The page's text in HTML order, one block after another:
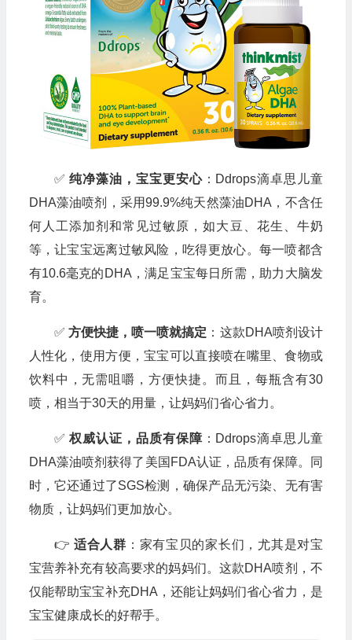
✅纯净藻油，宝宝更安心：Ddrops滴卓思儿童
DHA藻油喷剂，采用99.9%纯天然藻油DHA，不含任
何人工添加剂和常见过敏原，如大豆、花生、牛奶
等，让宝宝远离过敏风险，吃得更放心。每一喷都含
有10.6毫克的DHA，满足宝宝每日所需，助力大脑发
育。
✅ 方便快捷，喷一喷就搞定 ：这款DHA喷剂设计
人性化，使用方便，宝宝可以直接喷在嘴里、食物或
饮料中，无需咀嚼，方便快捷。而且，每瓶含有30
喷，相当于30天的用量，让妈妈们省心省力。
✅权威认证，品质有保障 ：Ddrops滴卓思儿童
DHA藻油喷剂获得了美国FDA认证，品质有保障。同
时，它还通过了SGS检测，确保产品无污染、无有害
物质，让妈妈们更加放心。
👉适合人群 ：家有宝贝的家长们，尤其是对宝
宝营养补充有较高要求的妈妈们。这款DHA喷剂，不
仅能帮助宝宝补充DHA，还能让妈妈们省心省力，是
宝宝健康成长的好帮手。